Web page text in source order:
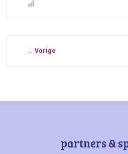
← Vorige
partners &